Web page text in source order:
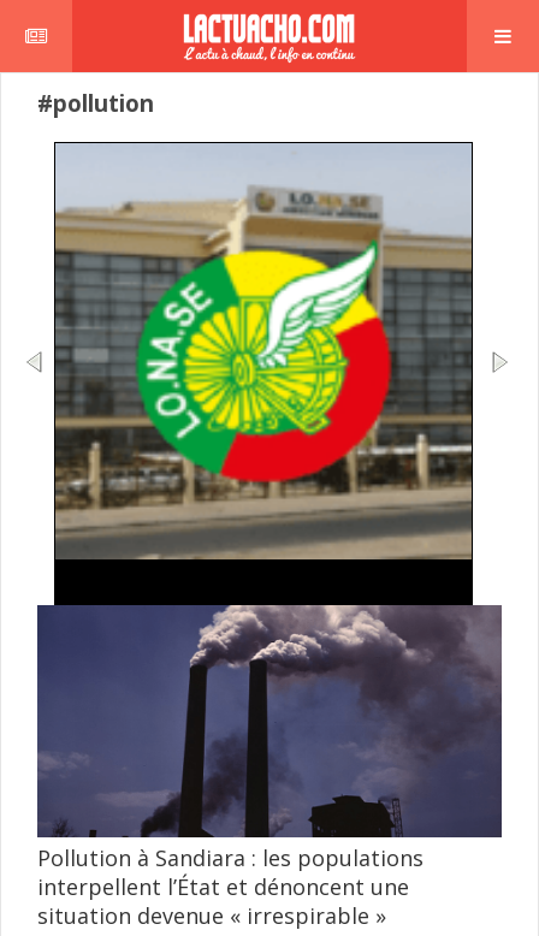
#pollution
Une vive controverse secoue la Loterie nationale sénégalaise
(LONASE) après les dénonciations formulées par trois anciens
employés de sa filiale ...
lire plus
Pollution à Sandiara : les populations
interpellent l’État et dénoncent une
situation devenue « irrespirable »